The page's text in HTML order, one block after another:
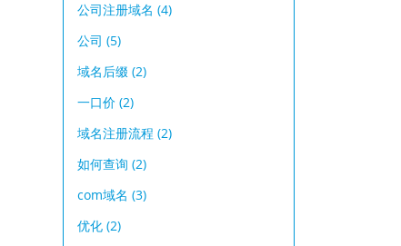
公司注册域名 (4)
公司 (5)
域名后缀 (2)
一口价 (2)
域名注册流程 (2)
如何查询 (2)
com域名 (3)
优化 (2)